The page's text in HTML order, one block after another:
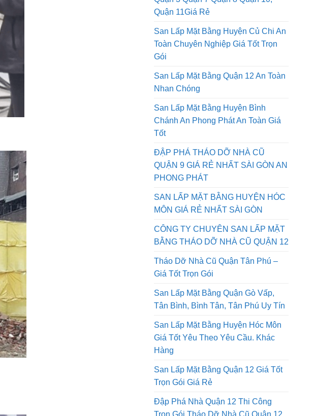
Quận Tân Phú, Quận Bình Tân ,
Quận 6 Quận, 9 Quận, 5 Quận , 4
Quận 3 Quận 7 Quận 8 Quận 10,
Quận 11Giá Rẻ
San Lấp Mặt Bằng Huyện Củ Chi An
Toàn Chuyên Nghiệp Giá Tốt Trọn
Gói
San Lấp Mặt Bằng Quận 12 An Toàn
Nhan Chóng
San Lấp Mặt Bằng Huyện Bình
Chánh An Phong Phát An Toàn Giá
Tốt
ĐẬP PHÁ THÁO DỠ NHÀ CŨ
QUẬN 9 GIÁ RẺ NHẤT SÀI GÒN AN
PHONG PHÁT
SAN LẤP MẶT BẰNG HUYỆN HÓC
MÔN GIÁ RẺ NHẤT SÀI GÒN
CÔNG TY CHUYÊN SAN LẤP MẶT
BẰNG THÁO DỠ NHÀ CŨ QUẬN 12
Tháo Dỡ Nhà Cũ Quận Tân Phú –
Giá Tốt Trọn Gói
San Lấp Mặt Bằng Quận Gò Vấp,
Tân Bình, Bình Tân, Tân Phú Uy Tín
San Lấp Mặt Bằng Huyện Hóc Môn
Giá Tốt Yêu Theo Yêu Cầu. Khác
Hàng
San Lấp Mặt Bằng Quận 12 Giá Tốt
Trọn Gói Giá Rẻ